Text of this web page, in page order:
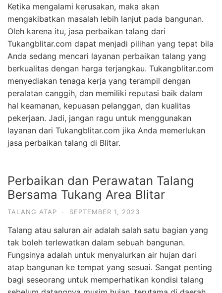
Ketika mengalami kerusakan, maka akan
mengakibatkan masalah lebih lanjut pada bangunan.
Oleh karena itu, jasa perbaikan talang dari
Tukangblitar.com dapat menjadi pilihan yang tepat bila
Anda sedang mencari layanan perbaikan talang yang
berkualitas dengan harga terjangkau. Tukangblitar.com
menyediakan tenaga kerja yang terampil dengan
peralatan canggih, dan memiliki reputasi baik dalam
hal keamanan, kepuasan pelanggan, dan kualitas
pekerjaan. Jadi, jangan ragu untuk menggunakan
layanan dari Tukangblitar.com jika Anda memerlukan
jasa perbaikan talang di Blitar.
Perbaikan dan Perawatan Talang
Bersama Tukang Area Blitar
TALANG ATAP · SEPTEMBER 1, 2023
Talang atau saluran air adalah salah satu bagian yang
tak boleh terlewatkan dalam sebuah bangunan.
Fungsinya adalah untuk menyalurkan air hujan dari
atap bangunan ke tempat yang sesuai. Sangat penting
bagi seseorang untuk memperhatikan kondisi talang